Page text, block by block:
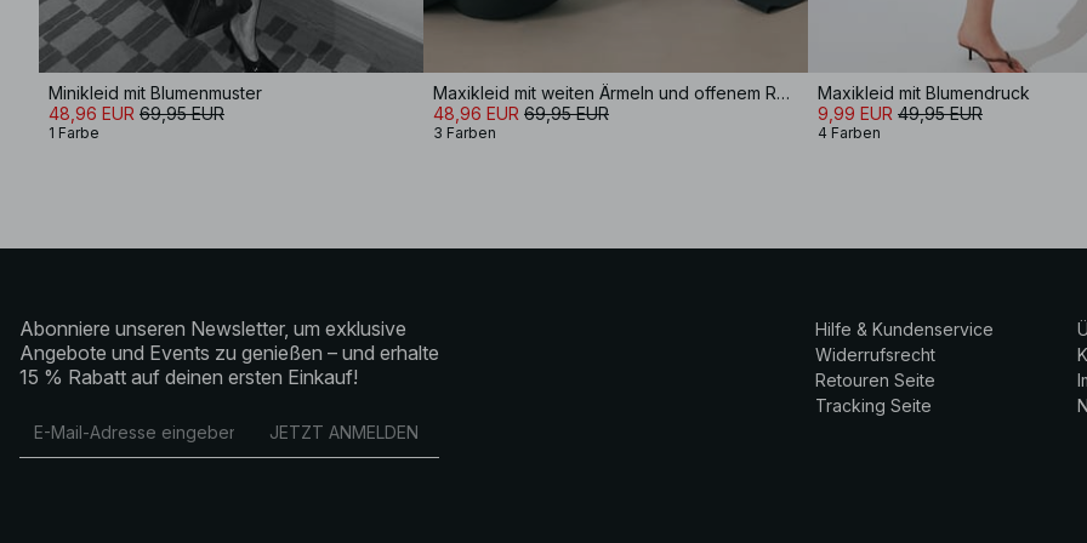
Minikleid mit Blumenmuster
48,96 EUR 69,95 EUR
1 Farbe
Maxikleid mit weiten Ärmeln und offenem Rücken
48,96 EUR 69,95 EUR
3 Farben
Maxikleid mit Blumendruck
9,99 EUR 49,95 EUR
4 Farben
Abonniere unseren Newsletter, um exklusive
Angebote und Events zu genießen – und erhalte
15 % Rabatt auf deinen ersten Einkauf!
JETZT ANMELDEN
Hilfe & Kundenservice
Widerrufsrecht
Retouren Seite
Tracking Seite